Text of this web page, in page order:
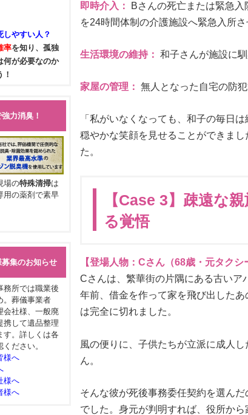
即時介入：
Bさんの死亡または緊急
を24時間体制の介護施設へ緊急入所さ
生活環境の維持： 和子さんが施設に
家屋の管理： 無人となった自宅の防
「私がいなくなっても、和子の毎日
穏やかな笑顔を見せることができま
た。
【Case 3】疎遠な
る覚悟
【登場人物：Cさん（68歳・元タクシ
Cさんは、繁華街の片隅にある古いア
年前、借金を作って家を飛び出した
は完全に切れました。
風の便りに、子供たちが立派に成人
ん。
そんな彼が死後事務委任契約を選ん
でした。身元が判明すれば、役所か
しやすい人？
率を知り、孤独
何が必要なのか
力消臭！
場の特殊清掃は
用の薬剤で素早
集のお知らせ
務所では職業後
。葬儀事業者
会社様、一般廃
携して遺品整理
す。詳しくは各
ださい。
様へ
様へ
様へ